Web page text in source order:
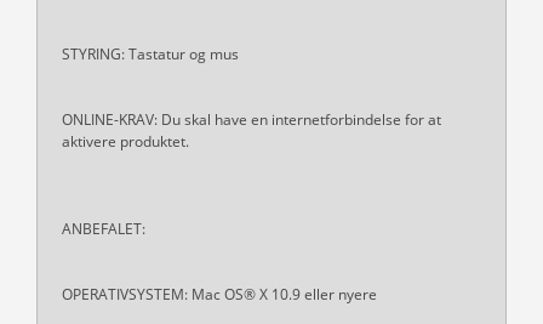
STYRING: Tastatur og mus
ONLINE-KRAV: Du skal have en internetforbindelse for at
aktivere produktet.
ANBEFALET:
OPERATIVSYSTEM: Mac OS® X 10.9 eller nyere